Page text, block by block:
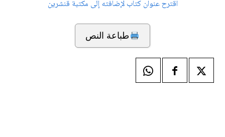
اقترح عنوان كتاب لإضافته إلى مكتبة قنشرين
طباعة النص